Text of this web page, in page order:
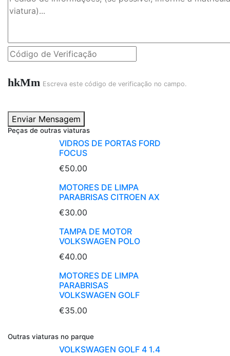
hkMm Escreva este código de verificação no campo.
Enviar Mensagem
Peças de outras viaturas
VIDROS DE PORTAS FORD
FOCUS
€50.00
MOTORES DE LIMPA
PARABRISAS CITROEN AX
€30.00
TAMPA DE MOTOR
VOLKSWAGEN POLO
€40.00
MOTORES DE LIMPA
PARABRISAS
VOLKSWAGEN GOLF
€35.00
Outras viaturas no parque
VOLKSWAGEN GOLF 4 1.4